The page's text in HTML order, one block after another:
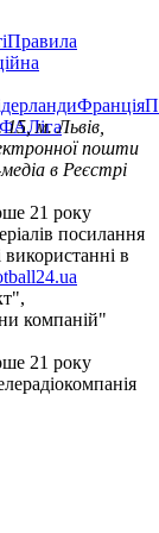
Правила
Франція
Ліга
м. Львів,
пошти
в Реєстрі
21 року
посилання
в
компаній"
21 року